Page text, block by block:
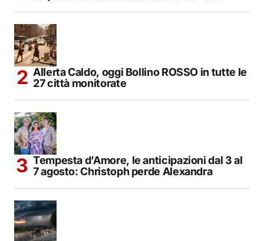
Allerta Caldo, oggi Bollino ROSSO in tutte le
27 città monitorate
Tempesta d’Amore, le anticipazioni dal 3 al
7 agosto: Christoph perde Alexandra